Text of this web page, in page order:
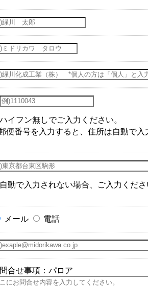
イフン無しでご入力ください。
便番号を入力すると、住所は自動で入
動で入力されない場合、ご入力くださ
メール 電話
合せ事項：パロア